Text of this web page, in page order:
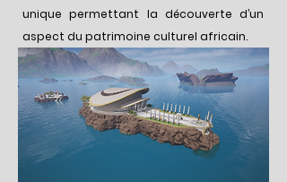
unique permettant la découverte d’un
aspect du patrimoine culturel africain.